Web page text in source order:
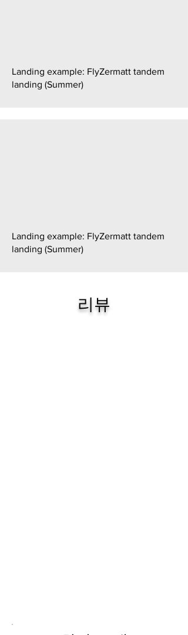
Landing example: FlyZermatt tandem
landing (Summer)
Landing example: FlyZermatt tandem
landing (Summer)
리뷰